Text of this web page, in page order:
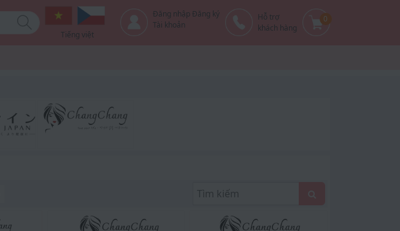
Tiếng việt
Đăng nhập Đăng ký
Tài khoản
Hỗ trợ
khách hàng
0